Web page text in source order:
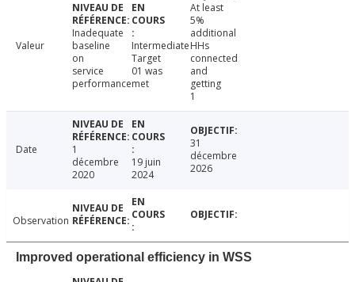
Valeur
Inadequate
baseline
on
service
performance
Intermediate
Target
01 was
met
At least
5%
additional
HHs
connected
and
getting
1
Date
1
décembre
2020
19 juin
2024
31
décembre
2026
Observation
Improved operational efficiency in WSS